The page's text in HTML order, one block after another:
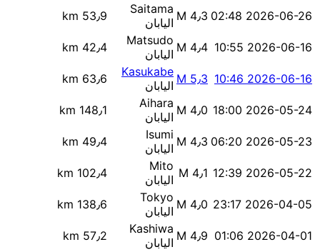
2026-06-26 02:48 M 4٫3 Saitama
اليابان
53٫9 km
2026-06-16 10:55 M 4٫4 Matsudo
اليابان
42٫4 km
2026-06-16 10:46 M 5٫3 Kasukabe
اليابان
63٫6 km
2026-05-24 18:00 M 4٫0 Aihara
اليابان
148٫1 km
2026-05-23 06:20 M 4٫3 Isumi
اليابان
49٫4 km
2026-05-22 12:39 M 4٫1 Mito
اليابان
102٫4 km
2026-04-05 23:17 M 4٫0 Tokyo
اليابان
138٫6 km
2026-04-01 01:06 M 4٫9 Kashiwa
اليابان
57٫2 km